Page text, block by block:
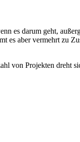
es darum geht,
aber vermehrt zu
von Projekten dreht